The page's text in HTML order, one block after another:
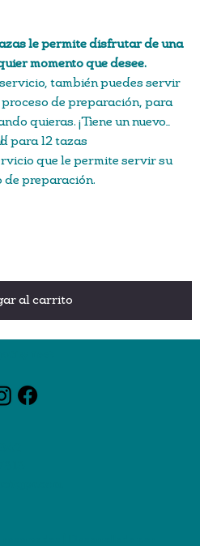
le permite disfrutar de una
momento que desee.
también puedes servir
de preparación, para
quieras. ¡Tiene un nuevo
para 12 tazas
que le permite servir su
de preparación.
el llenado y la limpieza.
cuánta agua hay en el
conveniente almacena de
al carrito